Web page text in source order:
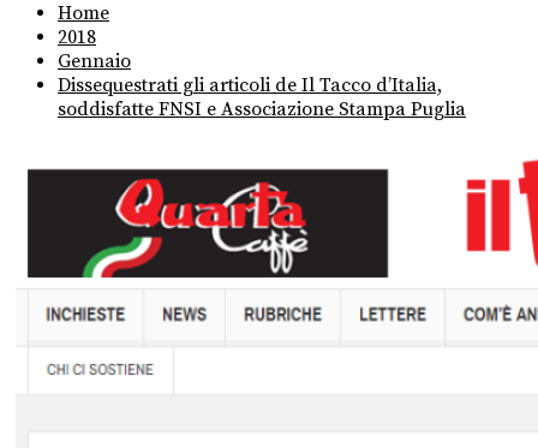
Home
2018
Gennaio
Dissequestrati gli articoli de Il Tacco d’Italia,
soddisfatte FNSI e Associazione Stampa Puglia